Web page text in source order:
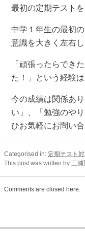
最初の定期テストを
中学１年生の最初
意識を大きく左右し
「頑張ったらでき
た！」という経験
今の成績は関係あ
い」、「勉強のや
ひお気軽にお問い合
Categorised in: 定期テスト
This post was written by 三浦
Comments are closed here.